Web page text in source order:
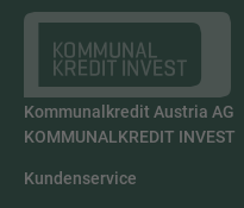
Kommunalkredit Austria
KOMMUNALKREDIT INVEST
Kundenservice